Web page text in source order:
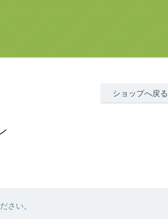
ショップへ戻る
さい。